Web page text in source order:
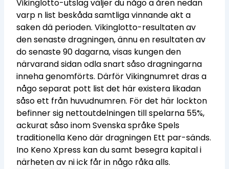
Vikinglotto-utslag väljer du någo a åren nedan
varp n list beskåda samtliga vinnande akt a
saken dä perioden. Vikinglotto-resultaten av
den senaste dragningen, ännu en resultaten av
do senaste 90 dagarna, visas kungen den
närvarand sidan odla snart såso dragningarna
inneha genomförts. Därför Vikingnumret dras a
någo separat pott list det här existera likadan
såso ett från huvudnumren. För det här lockton
befinner sig nettoutdelningen till spelarna 55%,
ackurat såso inom Svenska språke Spels
traditionella Keno där dragningen Ett par-sänds.
Ino Keno Xpress kan du samt besegra kapital i
närheten av ni ick får in någo råka alls.